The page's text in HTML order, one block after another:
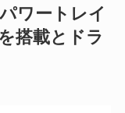
ワートレイ
搭載とドラ